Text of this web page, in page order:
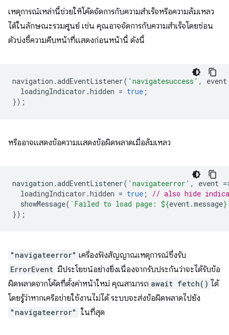
เหตุการณ์เหล่านี้ช่วยให้โค้ดจัดการกับความสำเร็จหรือความล้มเหลว
ได้ในลักษณะรวมศูนย์ เช่น คุณอาจจัดการกับความสำเร็จโดยซ่อน
ตัวบ่งชี้ความคืบหน้าที่แสดงก่อนหน้านี้ ดังนี้
navigation .addEventListener( 'navigatesuccess' ,
event
loadingIndicator .hidden = true ;
});
หรืออาจแสดงข้อความแสดงข้อผิดพลาดเมื่อล้มเหลว
navigation .addEventListener( 'navigateerror' , event =
loadingIndicator .hidden = true ;
// also hide
showMessage( `Failed to load page: ${event.message}
});
"navigateerror" เครื่องฟังสัญญาณเหตุการณ์ซึ่งรับ
ErrorEvent มีประโยชน์อย่างยิ่งเนื่องจากรับประกันว่าจะได้รับข้อ
ผิดพลาดจากโค้ดที่ตั้งค่าหน้าใหม่ คุณสามารถ await fetch() ได้
โดยรู้ว่าหากเครือข่ายใช้งานไม่ได้ ระบบจะส่งข้อผิดพลาดไปยัง
"navigateerror" ในที่สุด